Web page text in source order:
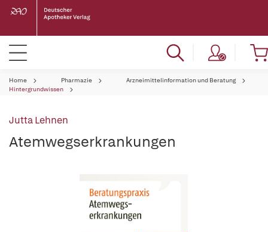
Home Pharmazie
Arzneimittelinformation und Beratung
Hintergrundwissen
Jutta Lehnen
Atemwegserkrankungen